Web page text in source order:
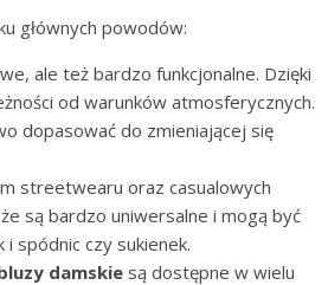
głównych powodów:
ale też bardzo funkcjonalne. Dzięki
od warunków atmosferycznych.
dopasować do zmieniającej się
streetwearu oraz casualowych
są bardzo uniwersalne i mogą być
spódnic czy sukienek.
damskie są dostępne w wielu